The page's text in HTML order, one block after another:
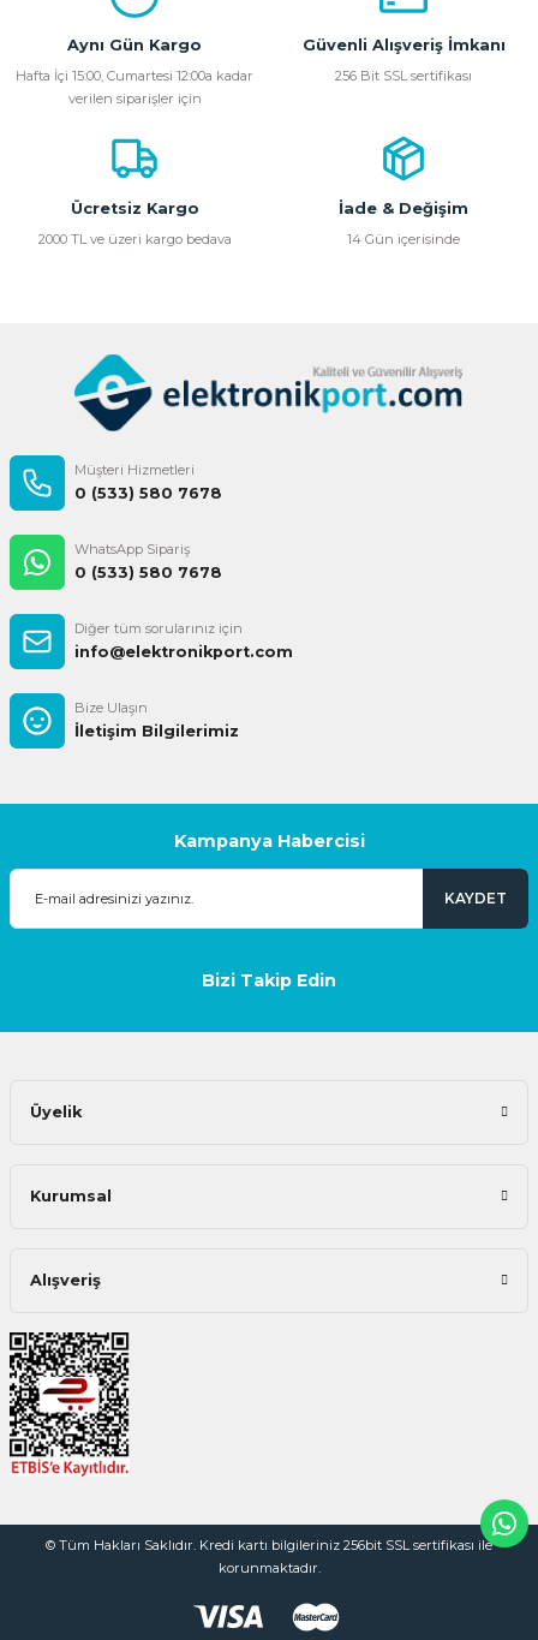
Aynı Gün Kargo
Hafta İçi 15:00, Cumartesi 12:00a kadar
verilen siparişler için
Güvenli Alışveriş İmkanı
256 Bit SSL sertifikası
Ücretsiz Kargo
2000 TL ve üzeri kargo bedava
İade & Değişim
14 Gün içerisinde
Müşteri Hizmetleri
0 (533) 580 7678
WhatsApp Sipariş
0 (533) 580 7678
Diğer tüm sorularınız için
info@elektronikport.com
Bize Ulaşın
İletişim Bilgilerimiz
Kampanya Habercisi
KAYDET
Bizi Takip Edin
Üyelik
Kurumsal
Alışveriş
© Tüm Hakları Saklıdır. Kredi kartı bilgileriniz 256bit SSL sertifikası ile
korunmaktadır.